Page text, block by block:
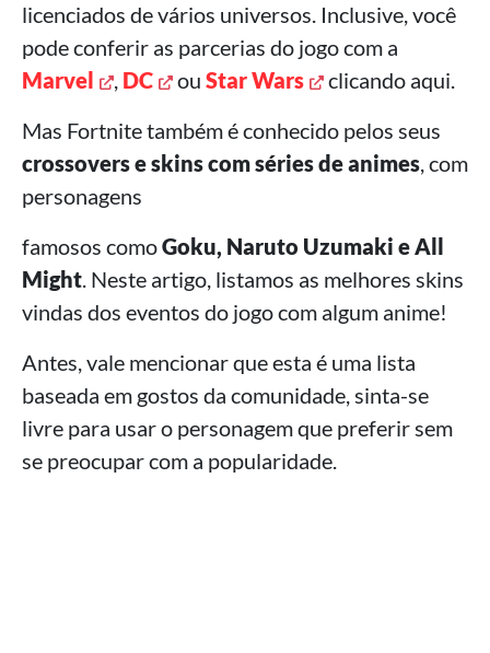
licenciados de vários universos. Inclusive, você
pode conferir as parcerias do jogo com a
Marvel
, DC ou Star Wars
clicando aqui.
Mas Fortnite também é conhecido pelos seus
crossovers e skins com séries de animes, com
personagens
famosos comoGoku, Naruto Uzumaki e All
Might. Neste artigo, listamos as melhores skins
vindas dos eventos do jogo com algum anime!
Antes, vale mencionar que esta é uma lista
baseada em gostos da comunidade, sinta-se
livre para usar o personagem que preferir sem
se preocupar com a popularidade.